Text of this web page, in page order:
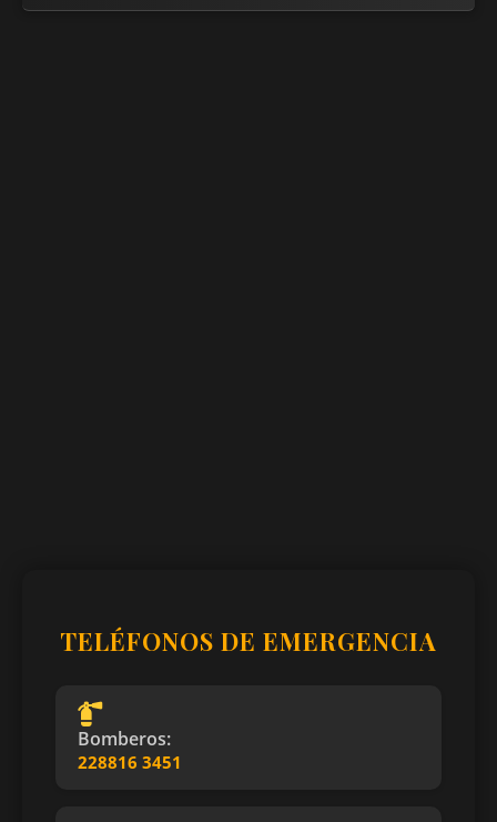
TELÉFONOS DE EMERGENCIA
Bomberos:
228816 3451